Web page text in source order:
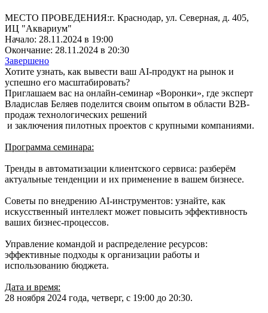
МЕСТО ПРОВЕДЕНИЯ:г. Краснодар, ул. Северная, д. 405,
ИЦ "Аквариум"
Начало: 28.11.2024 в 19:00
Окончание: 28.11.2024 в 20:30
Завершено
Хотите узнать, как вывести ваш AI-продукт на рынок и
успешно его масштабировать?
Приглашаем вас на онлайн-семинар «Воронки», где эксперт
Владислав Беляев поделится своим опытом в области B2B-
продаж технологических решений
и заключения пилотных проектов с крупными компаниями.
Программа семинара:
Тренды в автоматизации клиентского сервиса: разберём
актуальные тенденции и их применение в вашем бизнесе.
Советы по внедрению AI-инструментов: узнайте, как
искусственный интеллект может повысить эффективность
ваших бизнес-процессов.
Управление командой и распределение ресурсов:
эффективные подходы к организации работы и
использованию бюджета.
Дата и время:
28 ноября 2024 года, четверг, с 19:00 до 20:30.